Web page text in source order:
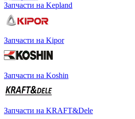
Запчасти на Kepland
Запчасти на Kipor
Запчасти на Koshin
Запчасти на KRAFT&Dele